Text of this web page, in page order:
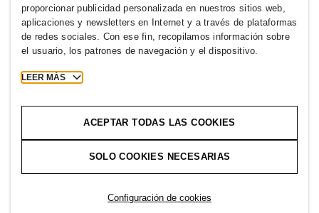
PARAGUAY
Prensa Políticas y privacidad
Cookies
2026 H & M Hennes and Mauritz AB.
proporcionar publicidad personalizada en nuestros sitios web,
aplicaciones y newsletters en Internet y a través de plataformas
de redes sociales. Con ese fin, recopilamos información sobre
el usuario, los patrones de navegación y el dispositivo.
LEER MÁS
ACEPTAR TODAS LAS COOKIES
SOLO COOKIES NECESARIAS
Configuración de cookies